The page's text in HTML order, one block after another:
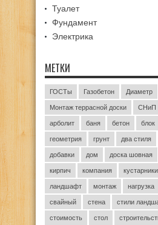
Туалет
Фундамент
Электрика
МЕТКИ
ГОСТы Газобетон Диаметр
Монтаж террасной доски СНиП
арболит баня бетон блок
геометрия грунт два стиля
добавки дом доска шовная
кирпич компания кустарники
ландшафт монтаж нагрузка
свайный стена стили
стоимость стол